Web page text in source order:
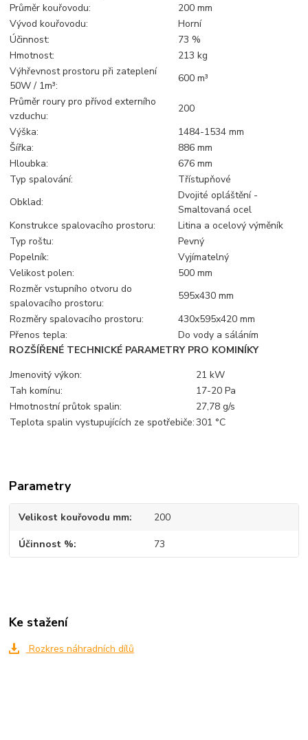
Průměr kouřovodu:
200 mm
Vývod kouřovodu:
Horní
Účinnost:
73 %
Hmotnost:
213 kg
Výhřevnost prostoru při zateplení
50W / 1m³:
600 m³
Průměr roury pro přívod externího
vzduchu:
200
Výška:
1484-1534 mm
Šířka:
886 mm
Hloubka:
676 mm
Typ spalování:
Třístupňové
Obklad:
Dvojité opláštění -
Smaltovaná ocel
Konstrukce spalovacího prostoru:
Litina a ocelový výměník
Typ roštu:
Pevný
Popelník:
Vyjímatelný
Velikost polen:
500 mm
Rozměr vstupního otvoru do
spalovacího prostoru:
595x430 mm
Rozměry spalovacího prostoru:
430x595x420 mm
Přenos tepla:
Do vody a sáláním
ROZŠÍŘENÉ TECHNICKÉ PARAMETRY PRO KOMINÍKY
Jmenovitý výkon:
21 kW
Tah komínu:
17-20 Pa
Hmotnostní průtok spalin:
27,78 g/s
Teplota spalin vystupujících ze spotřebiče:301 °C
Parametry
Velikost kouřovodu mm 200
Účinnost % 73
Ke stažení
Rozkres náhradních dílů